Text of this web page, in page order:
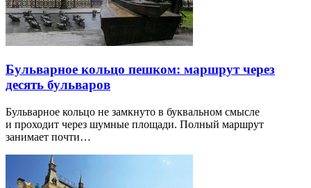
Бульварное кольцо пешком: маршрут через
десять бульваров
Бульварное кольцо не замкнуто в буквальном смысле
и проходит через шумные площади. Полный маршрут
занимает почти…